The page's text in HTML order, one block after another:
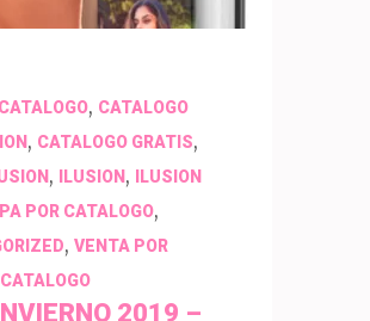
CATALOGO, CATALOGO
, CATALOGO GRATIS,
, ILUSION ,
ILUSION
POR CATALOGO,
,VENTA POR
CATALOGO
2019 –